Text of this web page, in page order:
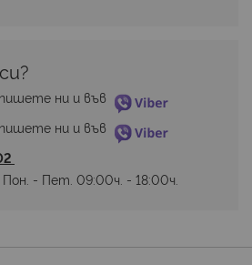
ни и във
ни и във
- Пет. 09:00ч. - 18:00ч.